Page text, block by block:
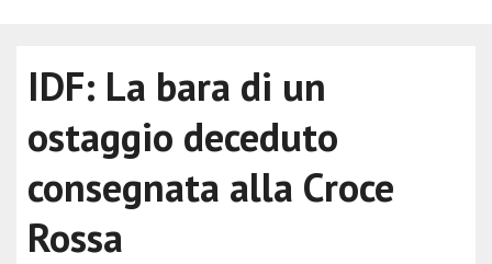
IDF: La bara di un
ostaggio deceduto
consegnata alla Croce
Rossa